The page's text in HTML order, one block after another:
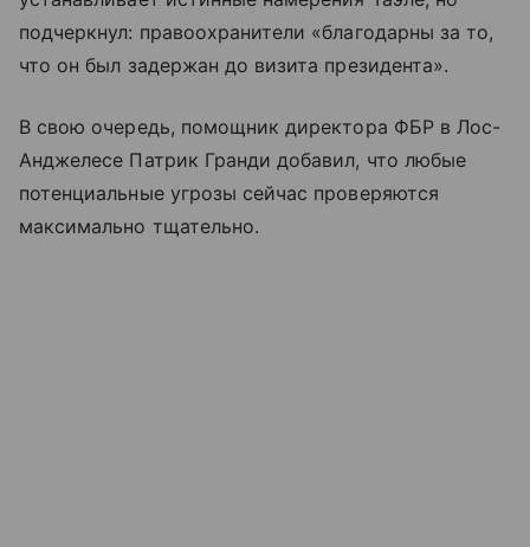
подчеркнул: правоохранители «благодарны за то,
что он был задержан до визита президента».
В свою очередь, помощник директора ФБР в Лос-
Анджелесе Патрик Гранди добавил, что любые
потенциальные угрозы сейчас проверяются
максимально тщательно.